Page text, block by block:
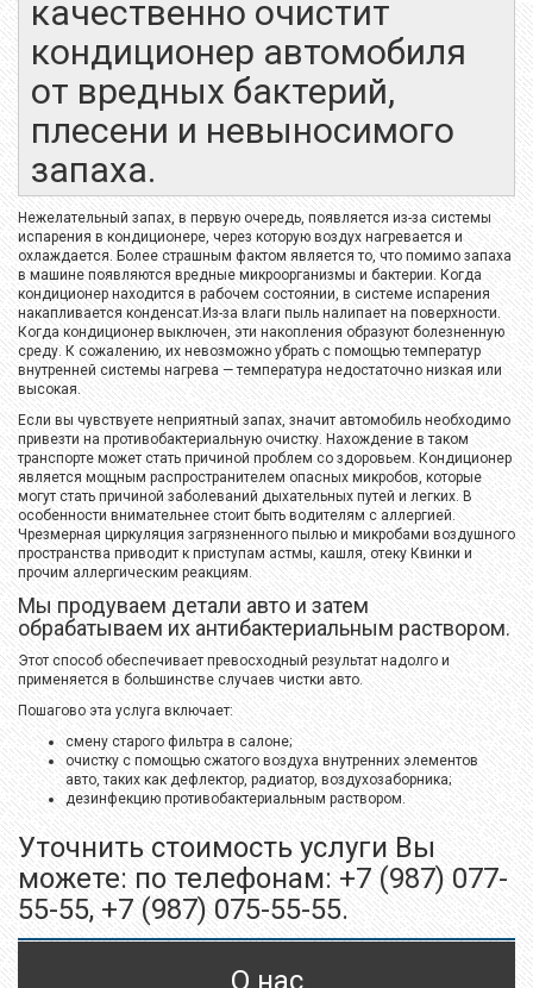
качественно очистит
кондиционер автомобиля
от вредных бактерий,
плесени и невыносимого
запаха.
Нежелательный запах, в первую очередь, появляется из-за системы
испарения в кондиционере, через которую воздух нагревается и
охлаждается. Более страшным фактом является то, что помимо запаха
в машине появляются вредные микроорганизмы и бактерии. Когда
кондиционер находится в рабочем состоянии, в системе испарения
накапливается конденсат.Из-за влаги пыль налипает на поверхности.
Когда кондиционер выключен, эти накопления образуют болезненную
среду. К сожалению, их невозможно убрать с помощью температур
внутренней системы нагрева — температура недостаточно низкая или
высокая.
Если вы чувствуете неприятный запах, значит автомобиль необходимо
привезти на противобактериальную очистку. Нахождение в таком
транспорте может стать причиной проблем со здоровьем. Кондиционер
является мощным распространителем опасных микробов, которые
могут стать причиной заболеваний дыхательных путей и легких. В
особенности внимательнее стоит быть водителям с аллергией.
Чрезмерная циркуляция загрязненного пылью и микробами воздушного
пространства приводит к приступам астмы, кашля, отеку Квинки и
прочим аллергическим реакциям.
Мы продуваем детали авто и затем
обрабатываем их антибактериальным раствором.
Этот способ обеспечивает превосходный результат надолго и
применяется в большинстве случаев чистки авто.
Пошагово эта услуга включает:
смену старого фильтра в салоне;
очистку с помощью сжатого воздуха внутренних элементов
авто, таких как дефлектор, радиатор, воздухозаборника;
дезинфекцию противобактериальным раствором.
Уточнить стоимость услуги Вы
можете: по телефонам: +7 (987) 077-
55-55, +7 (987) 075-55-55.
О нас